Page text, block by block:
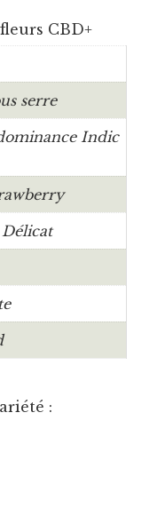
CBD+
serre
Indic
: